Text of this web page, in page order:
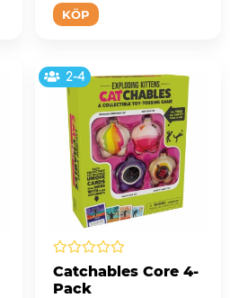
KÖP
2-4
Catchables Core 4-
Pack